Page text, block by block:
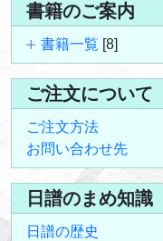
書籍のご案内
書籍一覧 [8]
ご注文について
ご注文方法
お問い合わせ先
日譜のまめ知識
日譜の歴史